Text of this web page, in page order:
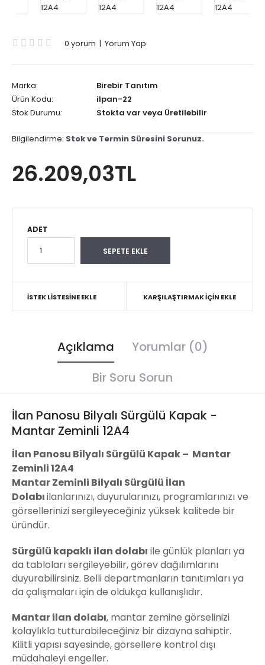
0 yorum | Yorum Yap
Marka:
Birebir Tanıtım
Ürün Kodu:
ilpan-22
Stok Durumu:
Stokta var veya Üretilebilir
Bilgilendirme: Stok ve Termin Süresini Sorunuz.
26.209,03TL
ADET
İSTEK LISTESINE EKLE KARŞILAŞTIRMAK İÇIN EKLE
Açıklama
Yorumlar (0)
Bir Soru Sorun
İlan Panosu Bilyalı Sürgülü Kapak -
Mantar Zeminli 12A4
İlan Panosu Bilyalı Sürgülü Kapak – Mantar
Zeminli 12A4
Mantar Zeminli Bilyalı Sürgülü İlan
Dolabıilanlarınızı, duyurularınızı, programlarınızı ve
görsellerinizi sergileyeceğiniz yüksek kalitede bir
üründür.
Sürgülü kapaklı ilan dolabı ile günlük planları ya
da tabloları sergileyebilir, görev dağılımlarını
duyurabilirsiniz. Belli departmanların tanıtımları ya
da çalışmaları için de oldukça kullanışlıdır.
Mantar ilan dolabı, mantar zemine görselinizi
kolaylıkla tutturabileceğiniz bir dizayna sahiptir.
Kilitli yapısı sayesinde, görsellere kontrol dışı
müdahaleyi engeller.